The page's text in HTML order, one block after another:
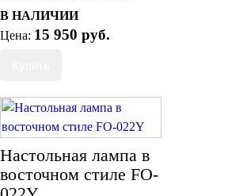
В НАЛИЧИИ
Цена: 15 950 руб.
Настольная лампа в
восточном стиле FO-